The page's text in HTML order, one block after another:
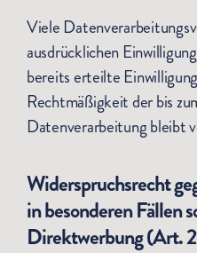
Viele
ausdrücklichen
bereits erteilte
Rechtmäßigkeit der bis
Datenverarbeitung bleibt
Widerspruchsrecht
in besonderen Fällen
Direktwerbung (Art.